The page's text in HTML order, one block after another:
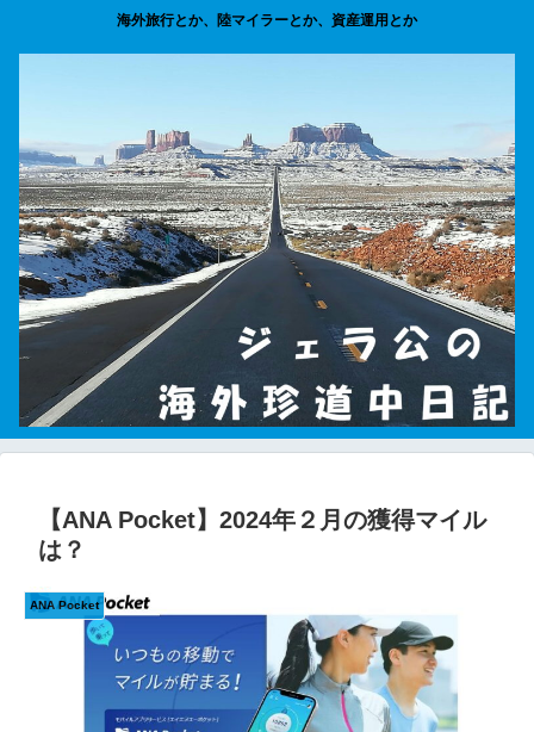
海外旅行とか、陸マイラーとか、資産運用とか
【ANA Pocket】2024年２月の獲得マイル
は？
ANA Pocket